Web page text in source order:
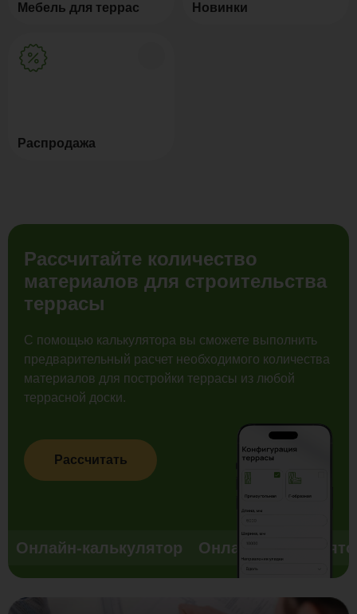
Мебель для террас Новинки
Распродажа
Рассчитайте количество
материалов для строительства
террасы
С помощью калькулятора вы сможете выполнить
предварительный расчет необходимого количества
материалов для постройки террасы из любой
террасной доски.
Рассчитать
Онлайн-калькулятор Онлайн-